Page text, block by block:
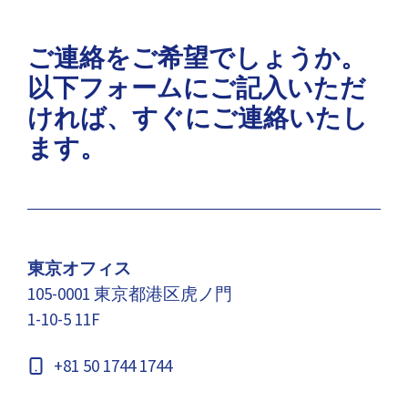
ご連絡をご希望でしょうか。
以下フォームにご記入いただ
ければ、すぐにご連絡いたし
ます。
東京オフィス
105-0001 東京都港区虎ノ門
1-10-5 11F
+81 50 1744 1744